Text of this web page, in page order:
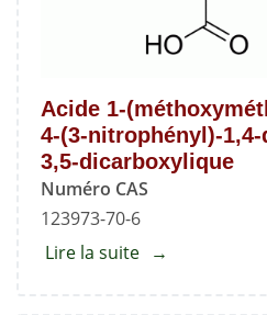
Acide 1-
4-(3-nitrophényl)-
3,5-dicarboxylique
Numéro CAS
123973-70-6
Lire la suite about